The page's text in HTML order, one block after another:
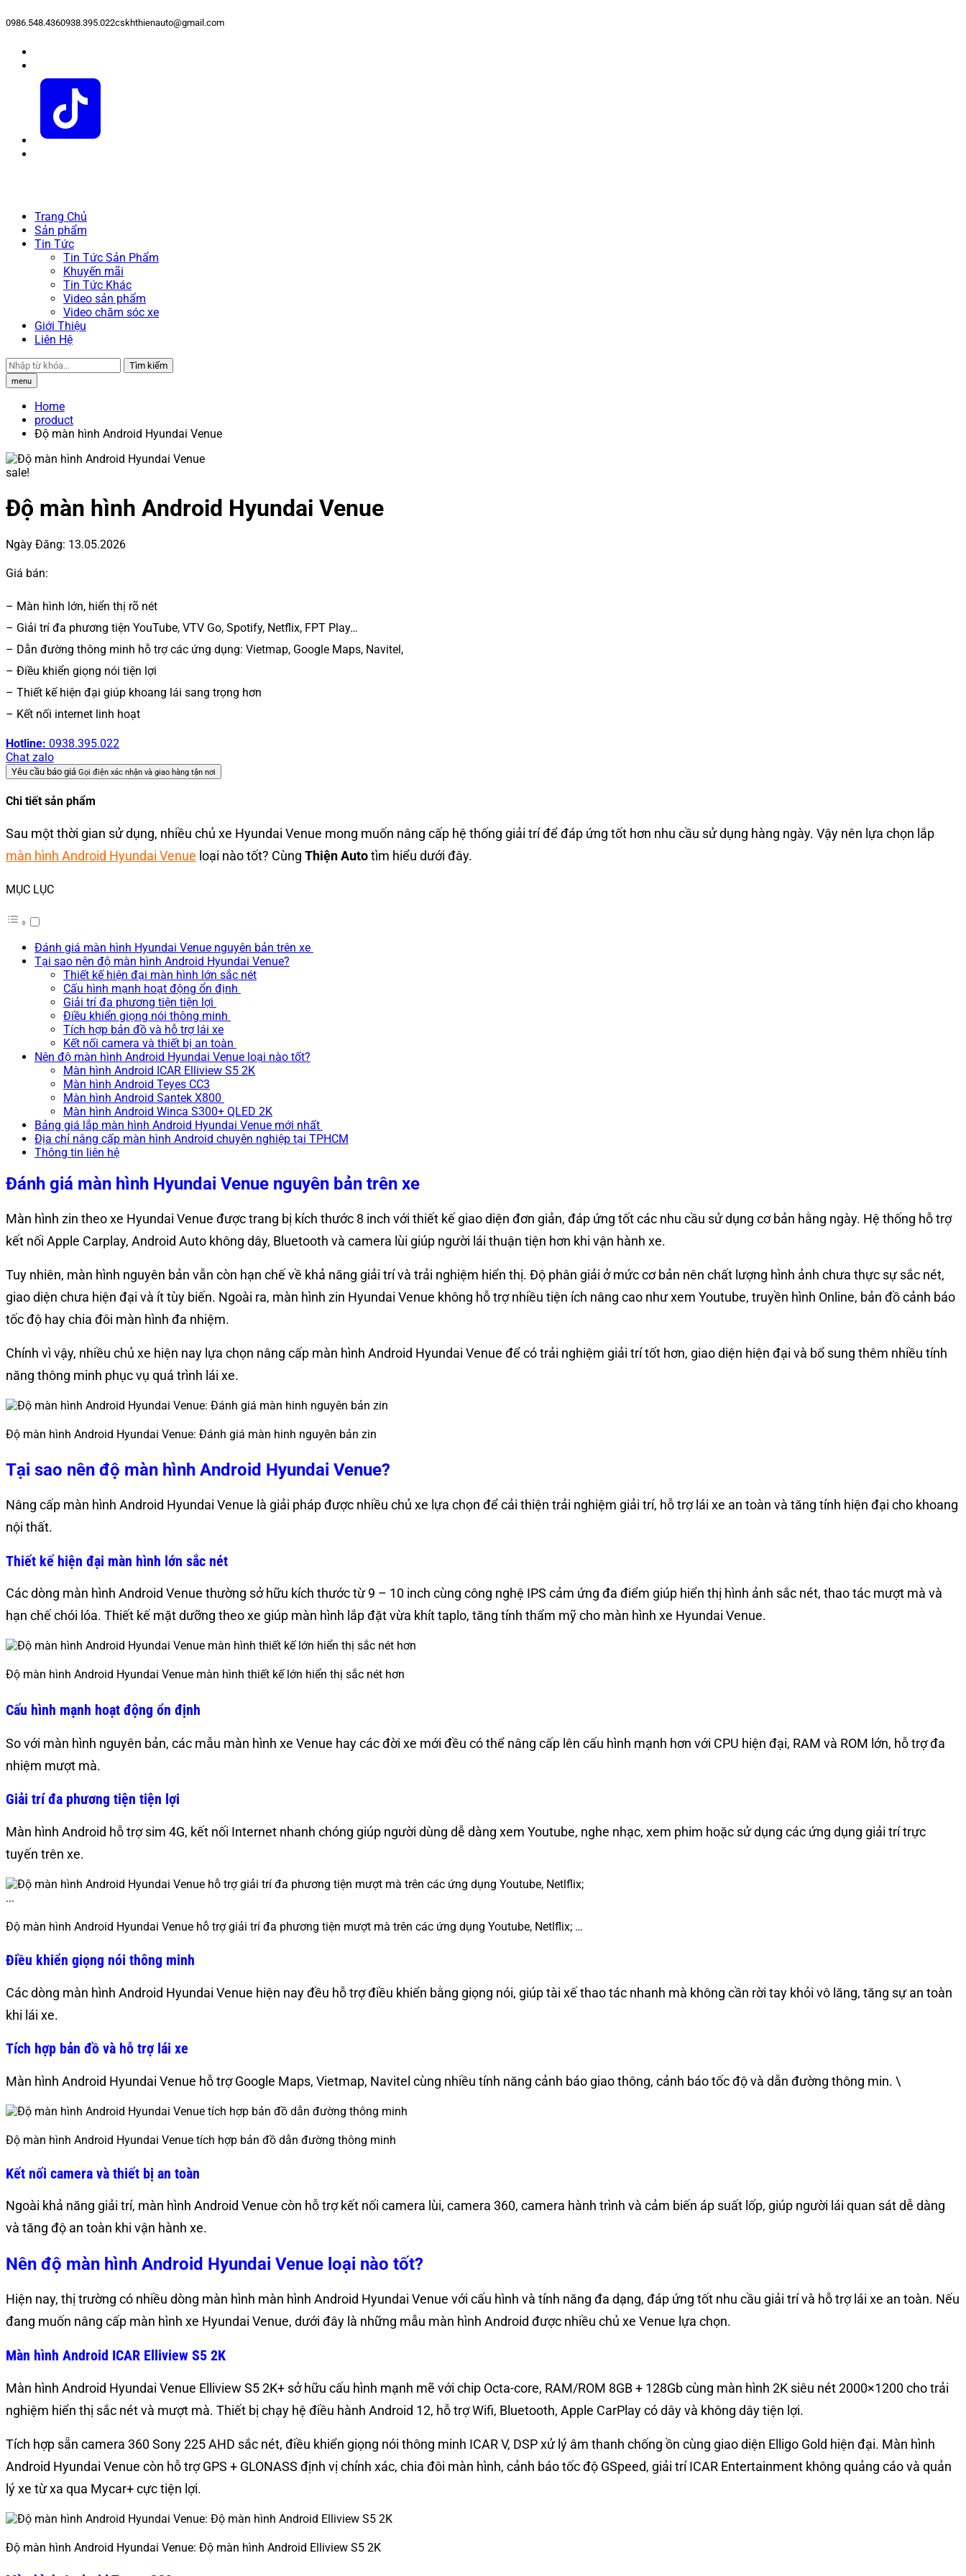
0986.548.4360938.395.022cskhthienauto@gmail.com
Trang Chủ
Sản phẩm
Tin Tức
Tin Tức Sản Phẩm
Khuyến mãi
Tin Tức Khác
Video sản phẩm
Video chăm sóc xe
Giới Thiệu
Liên Hệ
Tìm kiếm
menu
Home
product
Độ màn hình Android Hyundai Venue
sale!
Độ màn hình Android Hyundai Venue
Ngày Đăng: 13.05.2026
Giá bán:
– Màn hình lớn, hiển thị rõ nét
– Giải trí đa phương tiện YouTube, VTV Go, Spotify, Netflix, FPT Play…
– Dẫn đường thông minh hỗ trợ các ứng dụng: Vietmap, Google Maps, Navitel,
– Điều khiển giọng nói tiện lợi
– Thiết kế hiện đại giúp khoang lái sang trọng hơn
– Kết nối internet linh hoạt
Hotline: 0938.395.022
Chat zalo
Yêu cầu báo giá Gọi điện xác nhận và giao hàng tận nơi
Chi tiết sản phẩm
Sau một thời gian sử dụng, nhiều chủ xe Hyundai Venue mong muốn nâng cấp hệ thống giải trí để đáp ứng tốt hơn nhu cầu sử dụng hàng ngày. Vậy nên lựa chọn lắp
màn hình Android Hyundai Venue loại nào tốt? Cùng Thiện Autotìm hiểu dưới đây.
MỤC LỤC
Đánh giá màn hình Hyundai Venue nguyên bản trên xe
Tại sao nên độ màn hình Android Hyundai Venue?
Thiết kế hiện đại màn hình lớn sắc nét
Cấu hình mạnh hoạt động ổn định
Giải trí đa phương tiện tiện lợi
Điều khiển giọng nói thông minh
Tích hợp bản đồ và hỗ trợ lái xe
Kết nối camera và thiết bị an toàn
Nên độ màn hình Android Hyundai Venue loại nào tốt?
Màn hình Android ICAR Elliview S5 2K
Màn hình Android Teyes CC3
Màn hình Android Santek X800
Màn hình Android Winca S300+ QLED 2K
Bảng giá lắp màn hình Android Hyundai Venue mới nhất
Địa chỉ nâng cấp màn hình Android chuyên nghiệp tại TPHCM
Thông tin liên hệ
Đánh giá màn hình Hyundai Venue nguyên bản trên xe
Màn hình zin theo xe Hyundai Venue được trang bị kích thước 8 inch với thiết kế giao diện đơn giản, đáp ứng tốt các nhu cầu sử dụng cơ bản hằng ngày. Hệ thống hỗ trợ
kết nối Apple Carplay, Android Auto không dây, Bluetooth và camera lùi giúp người lái thuận tiện hơn khi vận hành xe.
Tuy nhiên, màn hình nguyên bản vẫn còn hạn chế về khả năng giải trí và trải nghiệm hiển thị. Độ phân giải ở mức cơ bản nên chất lượng hình ảnh chưa thực sự sắc nét,
giao diện chưa hiện đại và ít tùy biến. Ngoài ra, màn hình zin Hyundai Venue không hỗ trợ nhiều tiện ích nâng cao như xem Youtube, truyền hình Online, bản đồ cảnh báo
tốc độ hay chia đôi màn hình đa nhiệm.
Chính vì vậy, nhiều chủ xe hiện nay lựa chọn nâng cấp màn hình Android Hyundai Venue để có trải nghiệm giải trí tốt hơn, giao diện hiện đại và bổ sung thêm nhiều tính
năng thông minh phục vụ quá trình lái xe.
Độ màn hình Android Hyundai Venue: Đánh giá màn hinh nguyên bản zin
Tại sao nên độ màn hình Android Hyundai Venue?
Nâng cấp màn hình Android Hyundai Venue là giải pháp được nhiều chủ xe lựa chọn để cải thiện trải nghiệm giải trí, hỗ trợ lái xe an toàn và tăng tính hiện đại cho khoang
nội thất.
Thiết kế hiện đại màn hình lớn sắc nét
Các dòng màn hình Android Venue thường sở hữu kích thước từ 9 – 10 inch cùng công nghệ IPS cảm ứng đa điểm giúp hiển thị hình ảnh sắc nét, thao tác mượt mà và
hạn chế chói lóa. Thiết kế mặt dưỡng theo xe giúp màn hình lắp đặt vừa khít taplo, tăng tính thẩm mỹ cho màn hình xe Hyundai Venue.
Độ màn hình Android Hyundai Venue màn hình thiết kế lớn hiển thị sắc nét hơn
Cấu hình mạnh hoạt động ổn định
So với màn hình nguyên bản, các mẫu màn hình xe Venue hay các đời xe mới đều có thể nâng cấp lên cấu hình mạnh hơn với CPU hiện đại, RAM và ROM lớn, hỗ trợ đa
nhiệm mượt mà.
Giải trí đa phương tiện tiện lợi
Màn hình Android hỗ trợ sim 4G, kết nối Internet nhanh chóng giúp người dùng dễ dàng xem Youtube, nghe nhạc, xem phim hoặc sử dụng các ứng dụng giải trí trực
tuyến trên xe.
Độ màn hình Android Hyundai Venue hỗ trợ giải trí đa phương tiện mượt mà trên các ứng dụng Youtube, Netlflix; …
Điều khiển giọng nói thông minh
Các dòng màn hình Android Hyundai Venue hiện nay đều hỗ trợ điều khiển bằng giọng nói, giúp tài xế thao tác nhanh mà không cần rời tay khỏi vô lăng, tăng sự an toàn
khi lái xe.
Tích hợp bản đồ và hỗ trợ lái xe
Màn hình Android Hyundai Venue hỗ trợ Google Maps, Vietmap, Navitel cùng nhiều tính năng cảnh báo giao thông, cảnh báo tốc độ và dẫn đường thông min. \
Độ màn hình Android Hyundai Venue tích hợp bản đồ dẫn đường thông minh
Kết nối camera và thiết bị an toàn
Ngoài khả năng giải trí, màn hình Android Venue còn hỗ trợ kết nối camera lùi, camera 360, camera hành trình và cảm biến áp suất lốp, giúp người lái quan sát dễ dàng
và tăng độ an toàn khi vận hành xe.
Nên độ màn hình Android Hyundai Venue loại nào tốt?
Hiện nay, thị trường có nhiều dòng màn hình màn hình Android Hyundai Venue với cấu hình và tính năng đa dạng, đáp ứng tốt nhu cầu giải trí và hỗ trợ lái xe an toàn. Nếu
đang muốn nâng cấp màn hình xe Hyundai Venue, dưới đây là những mẫu màn hình Android được nhiều chủ xe Venue lựa chọn.
Màn hình Android ICAR Elliview S5 2K
Màn hình Android Hyundai Venue Elliview S5 2K+ sở hữu cấu hình mạnh mẽ với chip Octa-core, RAM/ROM 8GB + 128Gb cùng màn hình 2K siêu nét 2000×1200 cho trải
nghiệm hiển thị sắc nét và mượt mà. Thiết bị chạy hệ điều hành Android 12, hỗ trợ Wifi, Bluetooth, Apple CarPlay có dây và không dây tiện lợi.
Tích hợp sẵn camera 360 Sony 225 AHD sắc nét, điều khiển giọng nói thông minh ICAR V, DSP xử lý âm thanh chống ồn cùng giao diện Elligo Gold hiện đại. Màn hình
Android Hyundai Venue còn hỗ trợ GPS + GLONASS định vị chính xác, chia đôi màn hình, cảnh báo tốc độ GSpeed, giải trí ICAR Entertainment không quảng cáo và quản
lý xe từ xa qua Mycar+ cực tiện lợi.
Độ màn hình Android Hyundai Venue: Độ màn hình Android Elliview S5 2K